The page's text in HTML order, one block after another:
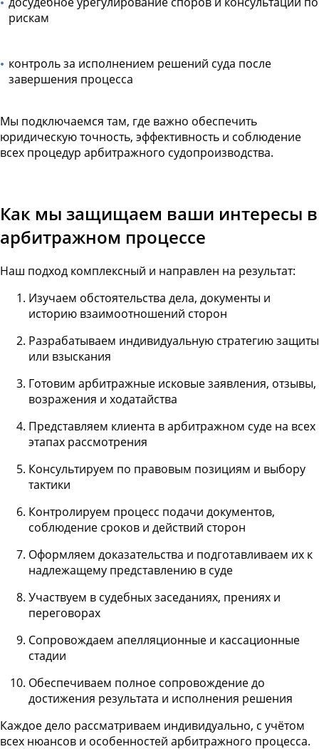
рискам
контроль за исполнением решений суда после
завершения процесса
Мы подключаемся там, где важно обеспечить
юридическую точность, эффективность и соблюдение
всех процедур арбитражного судопроизводства.
Как мы защищаем ваши интересы в
арбитражном процессе
Наш подход комплексный и направлен на результат:
Изучаем обстоятельства дела, документы и
историю взаимоотношений сторон
Разрабатываем индивидуальную стратегию защиты
или взыскания
Готовим арбитражные исковые заявления, отзывы,
возражения и ходатайства
Представляем клиента в арбитражном суде на всех
этапах рассмотрения
Консультируем по правовым позициям и выбору
тактики
Контролируем процесс подачи документов,
соблюдение сроков и действий сторон
Оформляем доказательства и подготавливаем их к
надлежащему представлению в суде
Участвуем в судебных заседаниях, прениях и
переговорах
Сопровождаем апелляционные и кассационные
стадии
Обеспечиваем полное сопровождение до
достижения результата и исполнения решения
Каждое дело рассматриваем индивидуально, с учётом
всех нюансов и особенностей арбитражного процесса.